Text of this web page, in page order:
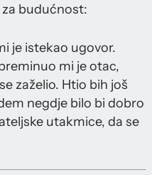
za budućnost:
je istekao ugovor.
mi je otac,
zaželio. Htio bih još
negdje bilo bi dobro
utakmice, da se